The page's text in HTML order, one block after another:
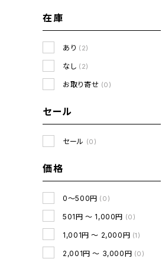
在庫
あり (2)
なし (2)
お取り寄せ (0)
セール
セール (0)
価格
0～500円 (0)
501円 ～ 1,000円 (0)
1,001円 ～ 2,000円 (1)
2,001円 ～ 3,000円 (0)